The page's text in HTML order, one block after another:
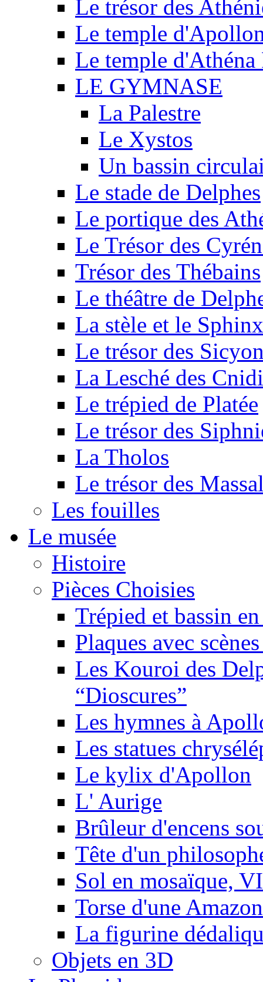
Le trésor des
Le temple
Le temple d'Athéna
LE GYMNASE
La Palestre
Le Xystos
Un bassin
Le stade de Delphes
Le portique des
Le Trésor des
Trésor des Thébains
Le théâtre de
La stèle et le
Le trésor des
La Lesché des
Le trépied de Platée
Le trésor des
La Tholos
Le trésor des
Les fouilles
Le musée
Histoire
Pièces Choisies
Trépied et bassin
Plaques avec
Les Kouroi des
“Dioscures”
Les hymnes à
Les statues
Le kylix d'Apollon
L' Aurige
Brûleur d'encens
Tête d'un
Sol en mosaïque,
Torse d'une
La figurine
Objets en 3D